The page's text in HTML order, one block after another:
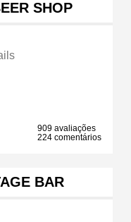
SHOP
909 avaliações
224 comentários
BAR